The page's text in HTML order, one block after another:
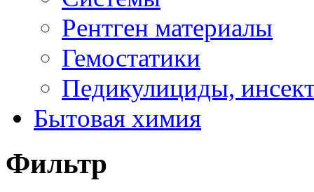
Рентген материалы
Гемостатики
Педикулициды,
Бытовая химия
Фильтр